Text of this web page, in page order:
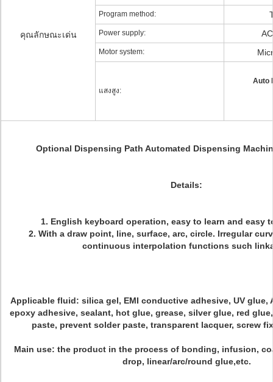
คุณลักษณะเด่น
Program method:
Power supply:
Motor system:
แสงสูง:
Auto
Optional Dispensing Path Automated Dispensing
Details:
1. English keyboard operation, easy to learn and easy
2. With a draw point, line, surface, arc, circle. Irregular
continuous interpolation functions such
Applicable fluid: silica gel, EMI conductive adhesive, UV glue,
epoxy adhesive, sealant, hot glue, grease, silver glue, red
paste, prevent solder paste, transparent lacquer, screw
Main use: the product in the process of bonding, infusion,
drop, linear/arc/round glue,etc.